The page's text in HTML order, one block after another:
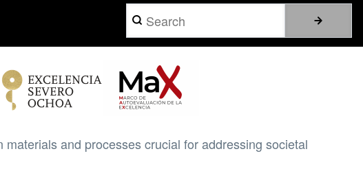
Search
and processes crucial for addressing societal